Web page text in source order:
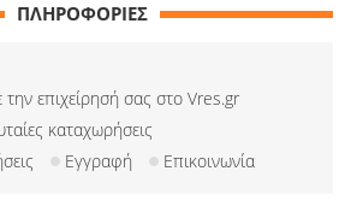
ΠΛΗΡΟΦΟΡΙΕΣ
επιχείρησή σας στο Vres.gr
καταχωρήσεις
Εγγραφή Επικοινωνία